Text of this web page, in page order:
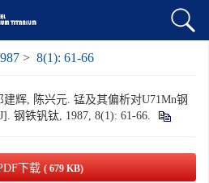
> 8(1): 61-66
辉, 陈兴元. 锰及其偏析对U71Mn钢
钢铁钒钛, 1987, 8(1): 61-66.
下载 ( 679 KB)